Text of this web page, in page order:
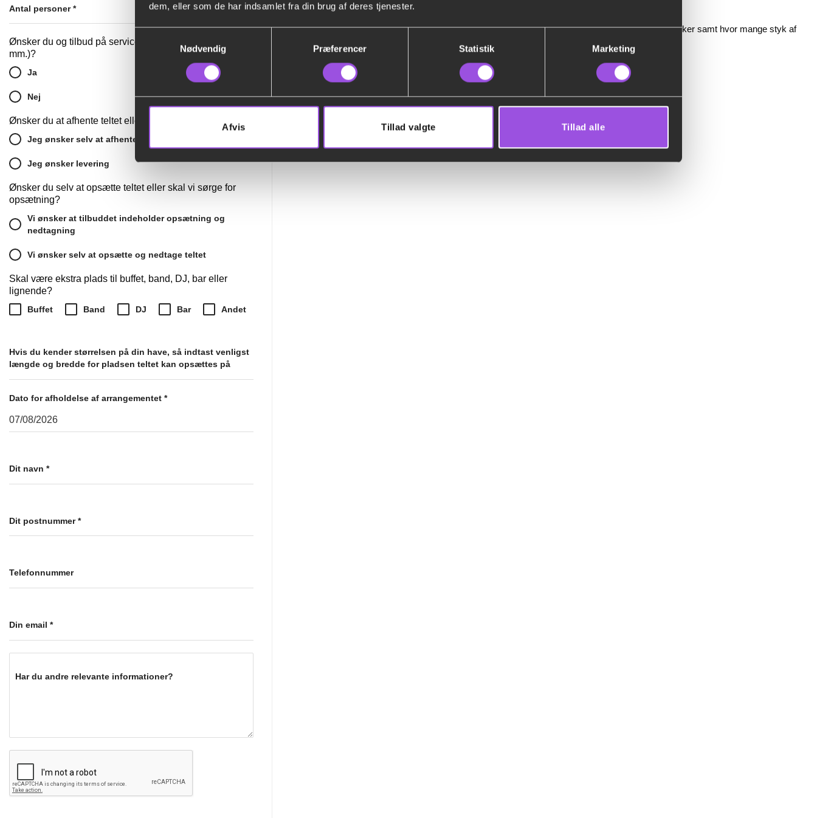
dem, eller som de har indsamlet fra din brug af deres tjenester.
Nødvendig
Præferencer Statistik Marketing
Afvis Tillad valgte Tillad alle
Antal personer*
Ønsker du og tilbud på service (tallerkner, glas, bestik
mm.)?
Ja
Nej
Ønsker du at afhente teltet eller få det leveret?
Jeg ønsker selv at afhente i Greve
Jeg ønsker levering
Ønsker du selv at opsætte teltet eller skal vi sørge for
opsætning?
Vi ønsker at tilbuddet indeholder opsætning og
nedtagning
Vi ønsker selv at opsætte og nedtage teltet
Skal være ekstra plads til buffet, band, DJ, bar eller
lignende?
Buffet Band DJ Bar Andet
Hvis du kender størrelsen på din have, så indtast venligst
længde og bredde for pladsen teltet kan opsættes på
Dato for afholdelse af arrangementet *
Dit navn *
Dit postnummer*
Telefonnummer
Din email *
Har du andre relevante informationer?
med.
Hos os kan du desuden selv sammensætte en teltpakke, hvor du kan vælge hvilket service du ønsker samt hvor mange styk af
det forskellige.
Se vores telte til udlejning og priser herunder.